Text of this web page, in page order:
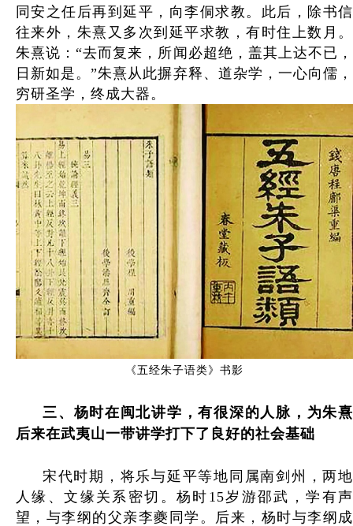
同安之任后再到延平，向李侗求教。此后，除书信
往来外，朱熹又多次到延平求教，有时住上数月。
朱熹说：“去而复来，所闻必超绝，盖其上达不已，
日新如是。”朱熹从此摒弃释、道杂学，一心向儒，
穷研圣学，终成大器。
《五经朱子语类》书影
三、杨时在闽北讲学，有很深的人脉，为朱熹
后来在武夷山一带讲学打下了良好的社会基础
宋代时期，将乐与延平等地同属南剑州，两地
人缘、文缘关系密切。杨时15岁游邵武，学有声
望，与李纲的父亲李夔同学。后来，杨时与李纲成